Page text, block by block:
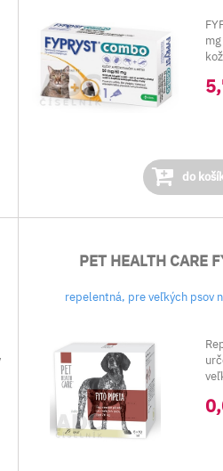
do
PET HEALTH CARE
repelentná, pre veľkých psov